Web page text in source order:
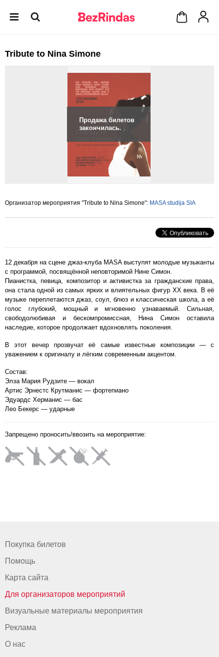
Tribute to Nina Simone
Продажа билетов
закончилась.
Организатор мероприятия "Tribute to Nina Simone": MASA studija SIA
12 декабря на сцене джаз-клуба MASA выступят молодые музыканты
с программой, посвящённой неповторимой Нине Симон.
Пианистка, певица, композитор и активистка за гражданские права,
она стала одной из самых ярких и влиятельных фигур XX века. В её
музыке переплетаются джаз, соул, блюз и классическая школа, а её
голос глубокий, мощный и мгновенно узнаваемый. Сильная,
свободолюбивая и бескомпромиссная, Нина Симон оставила
наследие, которое продолжает вдохновлять поколения.
В этот вечер прозвучат её самые известные композиции — с
уважением к оригиналу и лёгким современным акцентом.
Состав:
Элза Мария Рудзите — вокал
Артис Эрнестс Крутманис — фортепиано
Эдуардс Херманис — бас
Лео Бекерс — ударные
Запрещено проносить/ввозить на мероприятие:
Покупка билетов
Помощь
Карта сайта
Для организаторов мероприятий
Визуальные материалы мероприятия
Реклама
О нас